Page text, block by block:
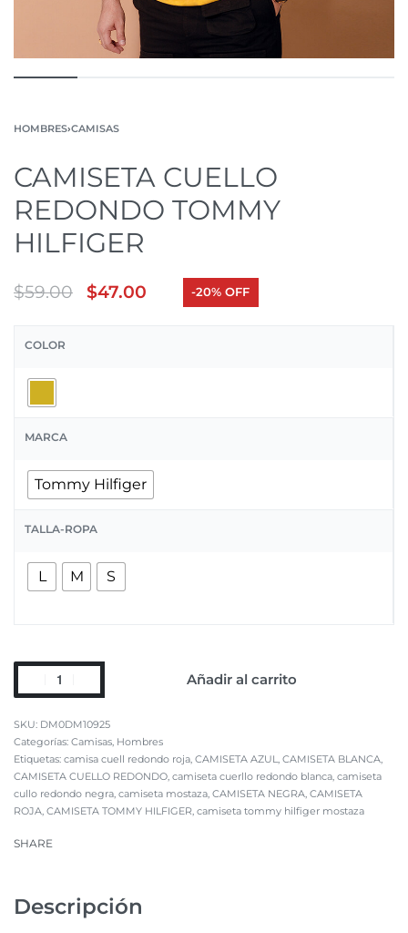
HOMBRES›CAMISAS
CAMISETA CUELLO
REDONDO TOMMY
HILFIGER
$59.00 $47.00 -20% OFF
COLOR
MARCA
Tommy Hilfiger
TALLA-ROPA
L M S
Añadir al carrito
DM0DM10925
Categorías: Camisas Hombres
Etiquetas: camisa cuell redondo roja CAMISETA AZUL CAMISETA BLANCA
CAMISETA CUELLO REDONDO camiseta cuerllo redondo blanca camiseta
cullo redondo negra camiseta mostaza CAMISETA NEGRA CAMISETA
ROJA CAMISETA TOMMY HILFIGER camiseta tommy hilfiger mostaza
SHARE
Descripción